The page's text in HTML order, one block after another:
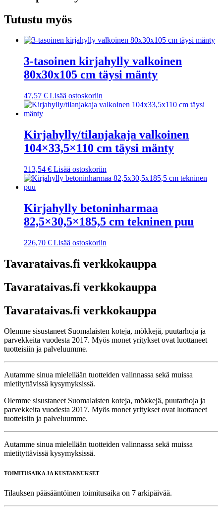
Tutustu myös
3-tasoinen kirjahylly valkoinen
80x30x105 cm täysi mänty
47,57 € Lisää ostoskoriin
Kirjahylly/tilanjakaja valkoinen
104×33,5×110 cm täysi mänty
213,54 € Lisää ostoskoriin
Kirjahylly betoninharmaa
82,5×30,5×185,5 cm tekninen puu
226,70 € Lisää ostoskoriin
Tavarataivas.fi verkkokauppa
Tavarataivas.fi verkkokauppa
Tavarataivas.fi verkkokauppa
Olemme sisustaneet Suomalaisten koteja, mökkejä, puutarhoja ja
parvekkeita vuodesta 2017. Myös monet yritykset ovat luottaneet
tuotteisiin ja palveluumme.
Autamme sinua mielellään tuotteiden valinnassa sekä muissa
mietityttävissä kysymyksissä.
Olemme sisustaneet Suomalaisten koteja, mökkejä, puutarhoja ja
parvekkeita vuodesta 2017. Myös monet yritykset ovat luottaneet
tuotteisiin ja palveluumme.
Autamme sinua mielellään tuotteiden valinnassa sekä muissa
mietityttävissä kysymyksissä.
TOIMITUSAIKA JA KUSTANNUKSET
Tilauksen pääsääntöinen toimitusaika on 7 arkipäivää.